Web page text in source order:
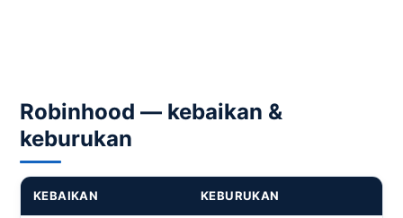
Robinhood — kebaikan &
keburukan
KEBAIKAN KEBURUKAN